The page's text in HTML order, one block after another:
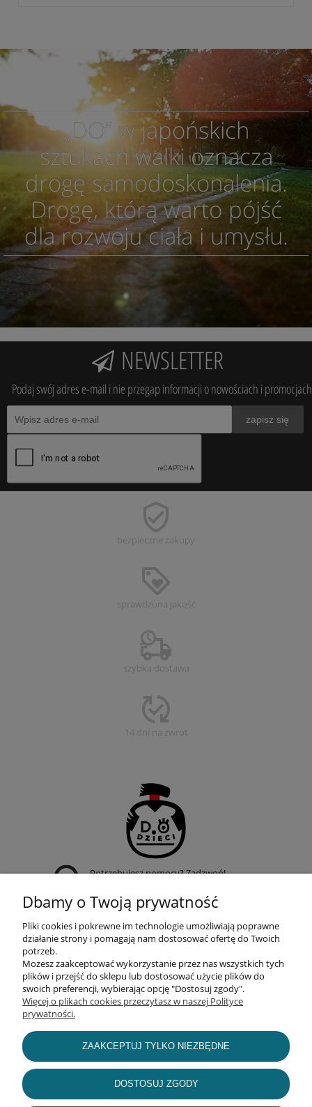
„DO” w japońskich
sztukach walki oznacza
drogę samodoskonalenia.
Drogę, którą warto pójść
dla rozwoju ciała i umysłu.
NEWSLETTER
Podaj swój adres e-mail i nie przegap informacji o nowościach i
zapisz się
bezpieczne zakupy
sprawdzona jakość
szybka dostawa
14 dni na zwrot
Potrzebujesz pomocy? Zadzwoń!
POMOC
INFORMACJE
Dbamy o Twoją prywatność
Pliki cookies i pokrewne im technologie umożliwiają poprawne
działanie strony i pomagają nam dostosować ofertę do Twoich
potrzeb.
Możesz zaakceptować wykorzystanie przez nas wszystkich tych
plików i przejść do sklepu lub dostosować użycie plików do
swoich preferencji, wybierając opcję "Dostosuj zgody".
Więcej o plikach cookies przeczytasz w naszej Polityce
prywatności.
ZAAKCEPTUJ TYLKO NIEZBĘDNE
DOSTOSUJ ZGODY